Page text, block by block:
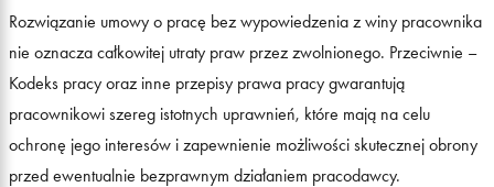
Rozwiązanie umowy o pracę bez wypowiedzenia z winy pracownika
nie oznacza całkowitej utraty praw przez zwolnionego. Przeciwnie –
Kodeks pracy oraz inne przepisy prawa pracy gwarantują
pracownikowi szereg istotnych uprawnień, które mają na celu
ochronę jego interesów i zapewnienie możliwości skutecznej obrony
przed ewentualnie bezprawnym działaniem pracodawcy.